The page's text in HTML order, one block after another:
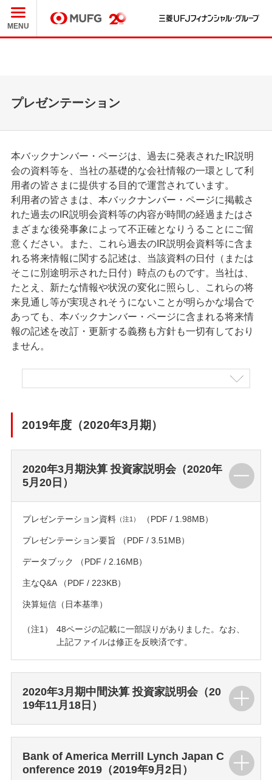
MUFG
MENU
プレゼンテーション
本バックナンバー・ページは、過去に発表されたIR説明
会の資料等を、当社の基礎的な会社情報の一環として利
用者の皆さまに提供する目的で運営されています。
利用者の皆さまは、本バックナンバー・ページに掲載さ
れた過去のIR説明会資料等の内容が時間の経過またはさ
まざまな後発事象によって不正確となりうることにご留
意ください。また、これら過去のIR説明会資料等に含ま
れる将来情報に関する記述は、当該資料の日付（または
そこに別途明示された日付）時点のものです。当社は、
たとえ、新たな情報や状況の変化に照らし、これらの将
来見通し等が実現されそうにないことが明らかな場合で
あっても、本バックナンバー・ページに含まれる将来情
報の記述を改訂・更新する義務も方針も一切有しており
ません。
2019年度（2020年3月期）
2020年3月期決算 投資家説明会（2020年
5月20日）
プレゼンテーション資料 （注1） （PDF / 1.98MB）
プレゼンテーション要旨 （PDF / 3.51MB）
データブック （PDF / 2.16MB）
主なQ&A （PDF / 223KB）
決算短信（日本基準）
48ページの記載に一部誤りがありました。なお、
上記ファイルは修正を反映済です。
2020年3月期中間決算 投資家説明会（20
19年11月18日）
Bank of America Merrill Lynch Japan C
onference 2019（2019年9月2日）